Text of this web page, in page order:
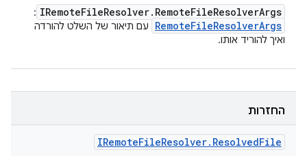
IRemoteFileResolver. RemoteFileResolverArgs
:
RemoteFileResolverArgs
עם תיאור של השלט להורדה
ואיך להוריד אותו.
החזרות
IRemoteFileResolver. ResolvedFile